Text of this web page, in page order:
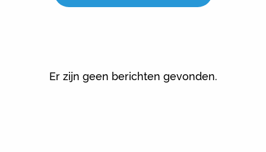
Er zijn geen berichten gevonden.